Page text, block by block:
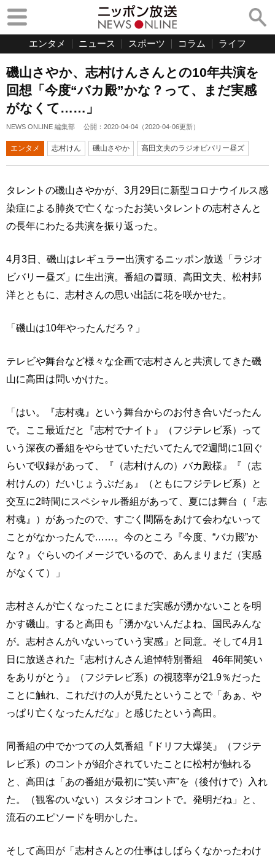
エンタメ ニュース スポーツ コラム ライフ
磯山さやか、志村けんさんとの10年共演を
回想「今度“バカ殿”かな？って、まだ実感
がなくて……」
NEWS ONLINE 編集部 公開： 2020-04-04 （2020-04-06更新）
エンタメ 志村けん 磯山さやか 高田文夫のラジオビバリー昼ズ
タレントの磯山さやかが、3月29日に新型コロナウイルス感
染症による肺炎で亡くなったお笑いタレントの志村さんと
の長年にわたる共演を振り返った。
4月3日、磯山はレギュラー出演するニッポン放送「ラジオ
ビバリー昼ズ」に生出演。番組の冒頭、高田文夫、松村邦
洋とともに、志村さんの思い出話に花を咲かせた。
「磯山は10年やったんだろ？」
テレビや舞台など様々な企画で志村さんと共演してきた磯
山に高田は問いかけた。
「はい。『志村魂』という舞台からのお付き合いだったん
で。ここ最近だと『志村でナイト』（フジテレビ系）って
いう深夜の番組をやらせていただいてたんで2週間に1回ぐ
らいで収録があって、『（志村けんの）バカ殿様』『（志
村けんの）だいじょうぶだぁ』（ともにフジテレビ系）と
交互に2時間にスペシャル番組があって、夏には舞台（『志
村魂』）があったので、すごく間隔をあけて会わないって
ことがなかったんで……。今のところ『今度、“バカ殿”か
な？』ぐらいのイメージでいるので、あんまりまだ（実感
がなくて）」
志村さんが亡くなったことにまだ実感が湧かないことを明
かす磯山。すると高田も「湧かないんだよね、国民みんな
が。志村さんがいないっていう実感」と同意。そして4月1
日に放送された『志村けんさん追悼特別番組 46年間笑い
をありがとう』（フジテレビ系）の視聴率が21.9％だった
ことに触れ、これだけの人が見たということで「あぁ、や
っぱり亡くなったんだな」と感じたという高田。
同番組の中でかつての人気番組『ドリフ大爆笑』（フジテ
レビ系）のコントが紹介されていたことに松村が触れる
と、高田は「あの番組が最初に“笑い声”を（後付けで）入れ
た。（観客のいない）スタジオコントで。発明だね」と、
流石のエピソードを明かした。
そして高田が「志村さんとの仕事はしばらくなかったわけ